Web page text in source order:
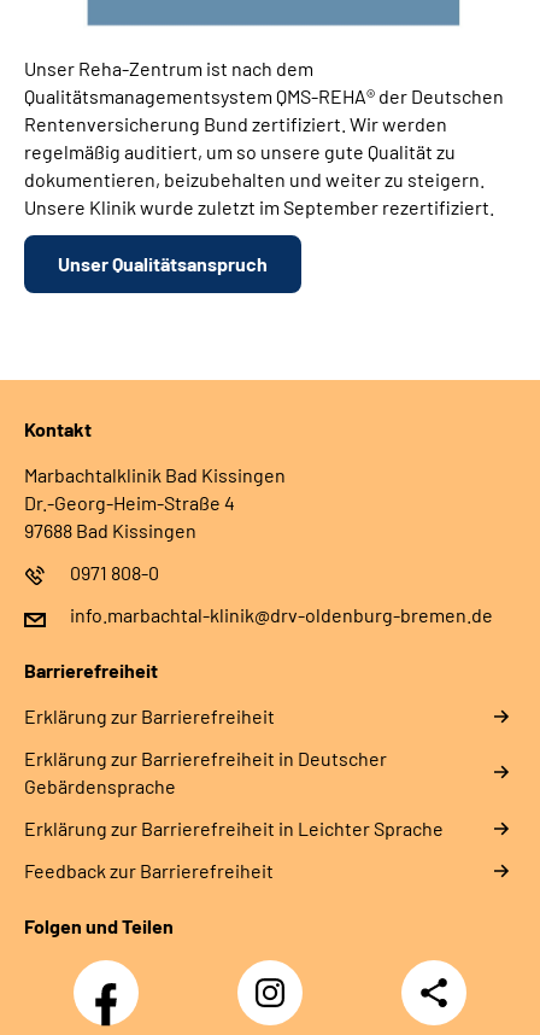
Unser Reha-Zentrum ist nach dem
Qualitätsmanagementsystem QMS-REHA® der Deutschen
Rentenversicherung Bund zertifiziert. Wir werden
regelmäßig auditiert, um so unsere gute Qualität zu
dokumentieren, beizubehalten und weiter zu steigern.
Unsere Klinik wurde zuletzt im September rezertifiziert.
Unser Qualitätsanspruch
Kontakt
Marbachtalklinik Bad Kissingen
Dr.-Georg-Heim-Straße 4
97688 Bad Kissingen
0971 808-0
info.marbachtal-klinik@drv-oldenburg-bremen.de
Barrierefreiheit
Erklärung zur Barrierefreiheit
Erklärung zur Barrierefreiheit in Deutscher
Gebärdensprache
Erklärung zur Barrierefreiheit in Leichter Sprache
Feedback zur Barrierefreiheit
Folgen und Teilen
Facebook Instagram
Teilen